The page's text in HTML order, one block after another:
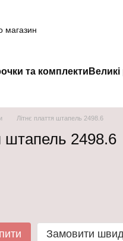
магазин
та комплекти
Літнє плаття штапель 2498.6
штапель 2498.6
Замовити